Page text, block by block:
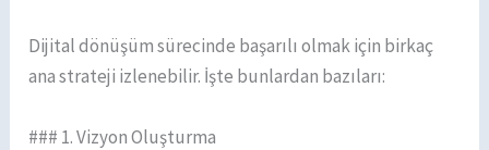
Dijital dönüşüm sürecinde başarılı olmak için birkaç
ana strateji izlenebilir. İşte bunlardan bazıları:
### 1. Vizyon Oluşturma